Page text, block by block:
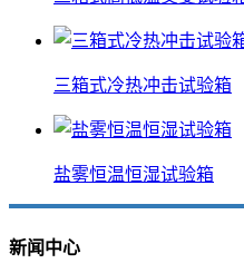
三箱式冷热冲击试验箱
盐雾恒温恒湿试验箱
新闻中心